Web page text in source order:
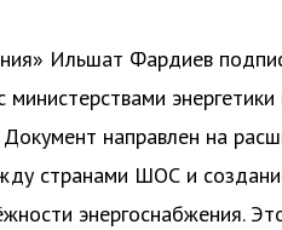
Ильшат Фардиев
направлен на
странами ШОС и
энергоснабжения.